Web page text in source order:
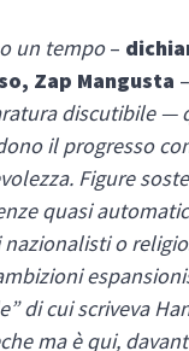
un tempo–
Zap Mangusta –
discutibile —
il progresso
Figure
quasi
o
di cui scriveva
ma è qui,